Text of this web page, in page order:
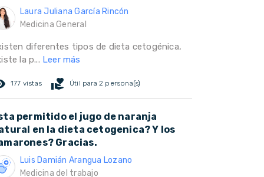
Laura Juliana García Rincón
Medicina General
diferentes tipos de dieta cetogénica,
la p... Leer más
177 vistas volunteer_activism Útil para 2 persona(s)
permitido el jugo de naranja
en la dieta cetogenica? Y los
Gracias.
Luis Damián Arangua Lozano
Medicina del trabajo